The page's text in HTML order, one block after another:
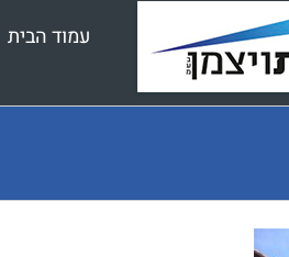
עמוד הבית